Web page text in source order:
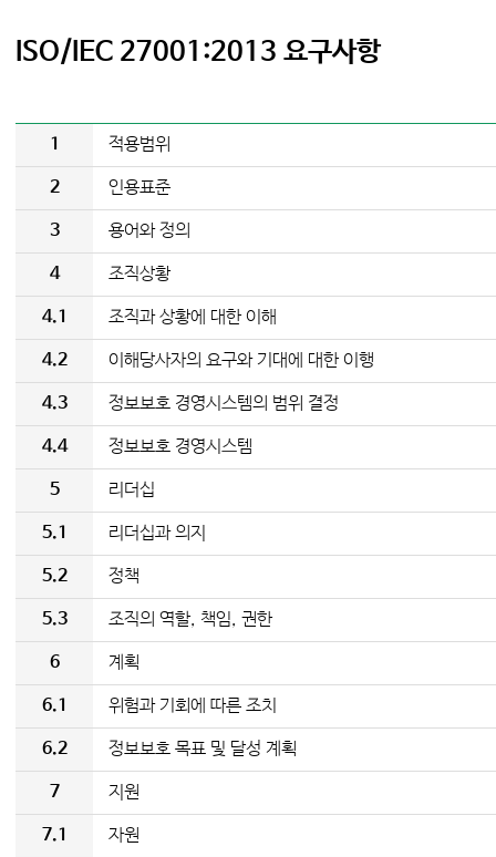
ISO/IEC 27001:2013 요구사항
1 적용범위
2 인용표준
3 용어와 정의
4 조직상황
4.1 조직과 상황에 대한 이해
4.2 이해당사자의 요구와 기대에 대한 이행
4.3 정보보호 경영시스템의 범위 결정
4.4 정보보호 경영시스템
5 리더십
5.1 리더십과 의지
5.2 정책
5.3 조직의 역할, 책임, 권한
6 계획
6.1 위험과 기회에 따른 조치
6.2 정보보호 목표 및 달성 계획
7 지원
7.1 자원